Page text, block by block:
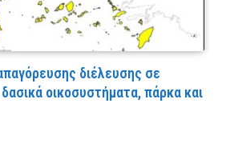
διέλευσης σε
οικοσυστήματα, πάρκα και